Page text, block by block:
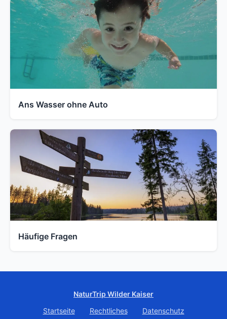
Ans Wasser ohne Auto
Häufige Fragen
NaturTrip Wilder Kaiser
Startseite
Rechtliches Datenschutz